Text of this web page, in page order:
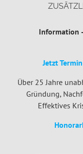
Information
Jetzt
Über 25 Jahre
Gründung,
Effektives